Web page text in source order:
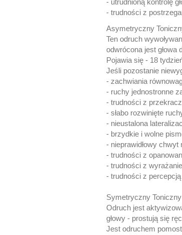
- utrudnioną kontrolę
- trudności z
Asymetryczny
Ten odruch
odwrócona jest głowa
Pojawia się - 18
Jeśli pozostanie
- zachwiania
- ruchy jednostronne
- trudności z
- słabo rozwinięte
- nieustalona
- brzydkie i wolne
- nieprawidłowy
- trudności z
- trudności z
- trudności z
Symetryczny
Odruch jest
głowy - prostują się
Jest odruchem